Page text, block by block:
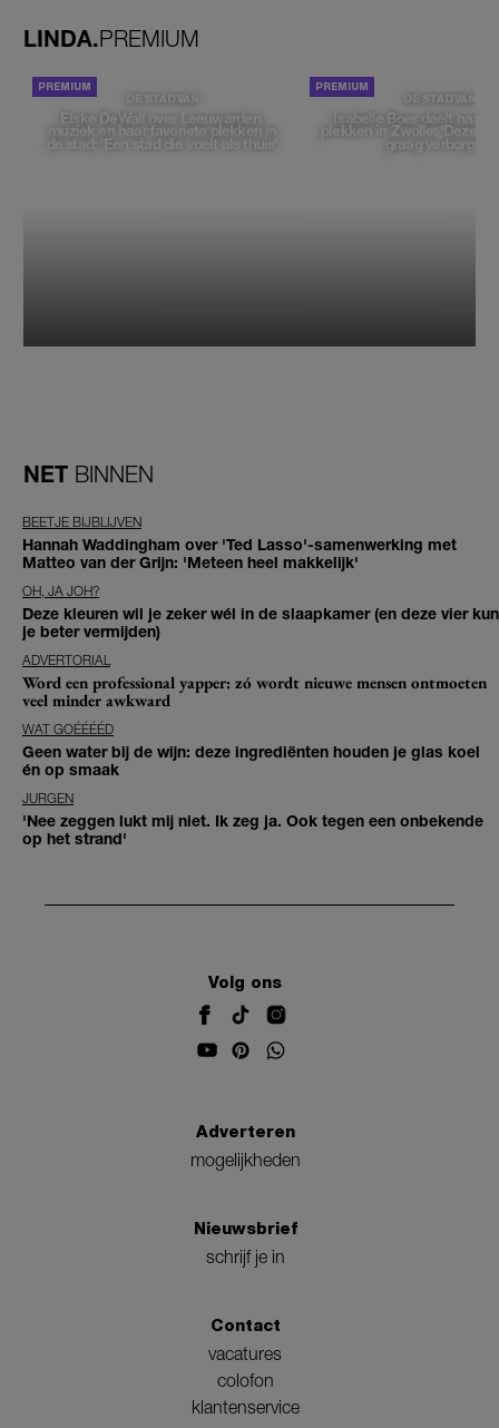
LINDA.PREMIUM
DE STAD VAN
Elske DeWall over Leeuwarden,
muziek en haar favoriete plekken in
de stad: 'Een stad die voelt als thuis'
DE STAD VAN
Isabelle Boer deelt haar
plekken in Zwolle: 'Deze
graag verborgen'
NET BINNEN
BEETJE BIJBLIJVEN
Hannah Waddingham over 'Ted Lasso'-samenwerking met
Matteo van der Grijn: 'Meteen heel makkelijk'
OH, JA JOH?
Deze kleuren wil je zeker wél in de slaapkamer (en deze vier kun
je beter vermijden)
ADVERTORIAL
Word een professional yapper: zó wordt nieuwe mensen ontmoeten
veel minder awkward
WAT GOÉÉÉÉD
Geen water bij de wijn: deze ingrediënten houden je glas koel
én op smaak
JURGEN
'Nee zeggen lukt mij niet. Ik zeg ja. Ook tegen een onbekende
op het strand'
Volg ons
Adverteren
mogelijkheden
Nieuwsbrief
schrijf je in
Contact
vacatures
colofon
klantenservice